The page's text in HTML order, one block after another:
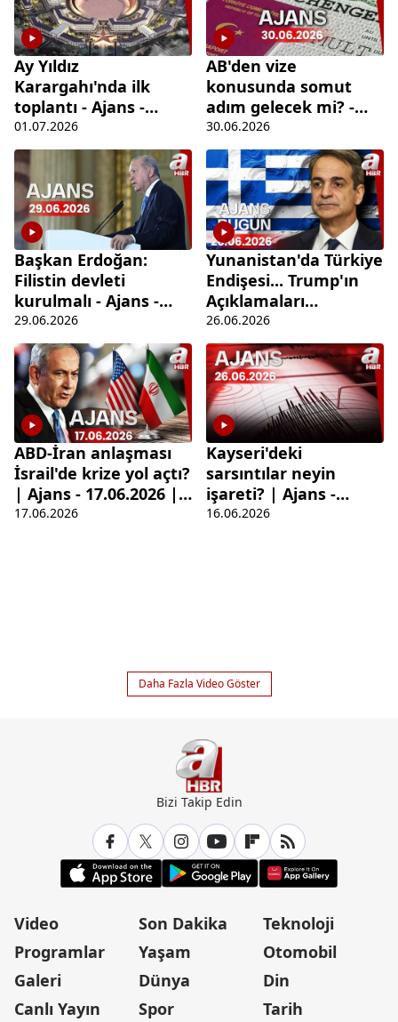
Ay Yıldız
Karargahı'nda ilk
toplantı - Ajans -
01.07.2026 | A Haber
01.07.2026
AB'den vize
konusunda somut
adım gelecek mi? -
Ajans - 30.06.2026 | A
Haber
30.06.2026
Başkan Erdoğan:
Filistin devleti
kurulmalı - Ajans -
29.06.2026 | A Haber
29.06.2026
Yunanistan'da Türkiye
Endişesi... Trump'ın
Açıklamaları
Manşetlere Taşındı! |
Ajans
26.06.2026
ABD-İran anlaşması
İsrail'de krize yol açtı?
| Ajans - 17.06.2026 |
A Haber
17.06.2026
Kayseri'deki
sarsıntılar neyin
işareti? | Ajans -
16.06.2026 A Haber
16.06.2026
Daha Fazla Video Göster
Bizi Takip Edin
Video
Programlar
Galeri
Canlı Yayın
Son Dakika
Yaşam
Dünya
Spor
Teknoloji
Otomobil
Din
Tarih